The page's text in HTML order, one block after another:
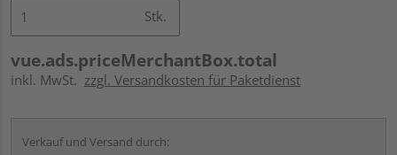
Stk.
vue.ads.priceMerchantBox.total
inkl. MwSt. zzgl. Versandkosten für Paketdienst
Verkauf und Versand durch: